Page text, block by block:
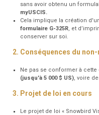
sans avoir obtenu un
myUSCIS.
Cela implique la création
formulaire G-325R, et
conserver sur soi.
2. Conséquences du
Ne pas se conformer à
(jusqu'à 5 000 $ US), voire
3. Projet de loi en cours
Le projet de loi « Snowbird